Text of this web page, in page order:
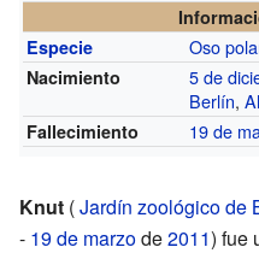
Especie
Oso
Nacimiento 5 de
Berlín,
Fallecimiento 19 de
Knut (Jardín zoológico de
- 19 de marzode2011) fue